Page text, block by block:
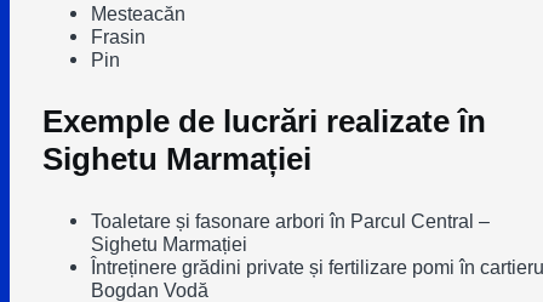
Mesteacăn
Frasin
Pin
Exemple de lucrări realizate în
Sighetu Marmației
Toaletare și fasonare arbori în Parcul Central –
Sighetu Marmației
Întreținere grădini private și fertilizare pomi în
Bogdan Vodă